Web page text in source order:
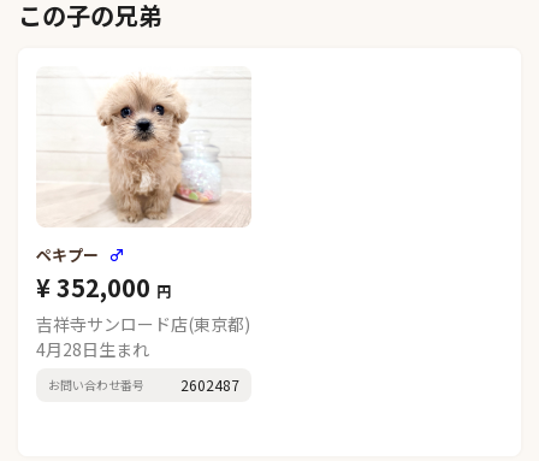
この子の兄弟
ペキプー ♂
¥ 352,000 円
吉祥寺サンロード店(東京都)
4月28日生まれ
お問い合わせ番号 2602487